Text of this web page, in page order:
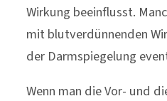
Wirkung beeinflusst.
mit blutverdünnenden
der Darmspiegelung
Wenn man die Vor- und